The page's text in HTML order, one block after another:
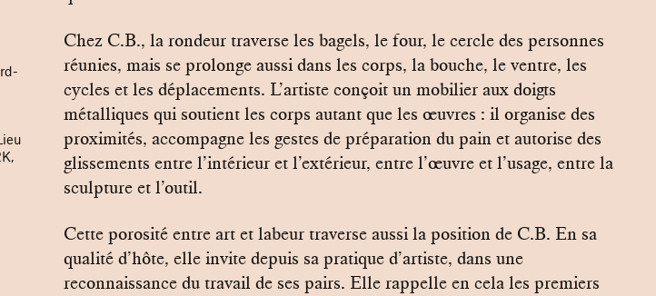
Chez C.B., la rondeur traverse les bagels, le four, le cercle des personnes
réunies, mais se prolonge aussi dans les corps, la bouche, le ventre, les
cycles et les déplacements. L’artiste conçoit un mobilier aux doigts
métalliques qui soutient les corps autant que les œuvres : il organise des
proximités, accompagne les gestes de préparation du pain et autorise des
glissements entre l’intérieur et l’extérieur, entre l’œuvre et l’usage, entre la
sculpture et l’outil.
Cette porosité entre art et labeur traverse aussi la position de C.B. En sa
qualité d’hôte, elle invite depuis sa pratique d’artiste, dans une
reconnaissance du travail de ses pairs. Elle rappelle en cela les premiers